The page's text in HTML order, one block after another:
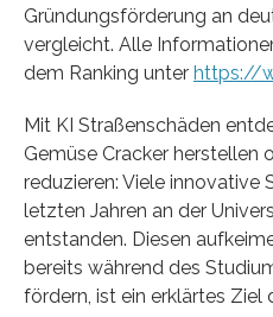
Gründungsförderung an
vergleicht. Alle
dem Ranking unter https://
Mit KI Straßenschäden
Gemüse Cracker herstellen
reduzieren: Viele innovative
letzten Jahren an der
entstanden. Diesen
bereits während des
fördern, ist ein erklärtes Ziel